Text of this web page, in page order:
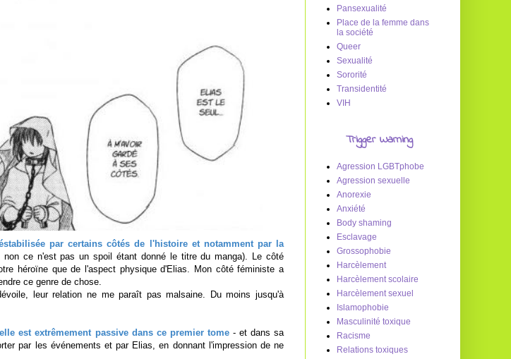
par certains côtés de l'histoire et notamment par la
non ce n'est pas un spoil étant donné le titre du manga). Le côté
héroïne que de l'aspect physique d'Elias. Mon côté féministe a
ce genre de chose.
leur relation ne me paraît pas malsaine. Du moins jusqu'à
est extrêmement passive dans ce premier tome- et dans sa
par les événements et par Elias, en donnant l'impression de ne
Pansexualité
Place de la femme dans
la société
Queer
Sexualité
Sororité
Transidentité
VIH
Trigger Warning
Agression LGBTphobe
Agression sexuelle
Anorexie
Anxiété
Body shaming
Esclavage
Grossophobie
Harcèlement
Harcèlement scolaire
Harcèlement sexuel
Islamophobie
Masculinité toxique
Racisme
Relations toxiques